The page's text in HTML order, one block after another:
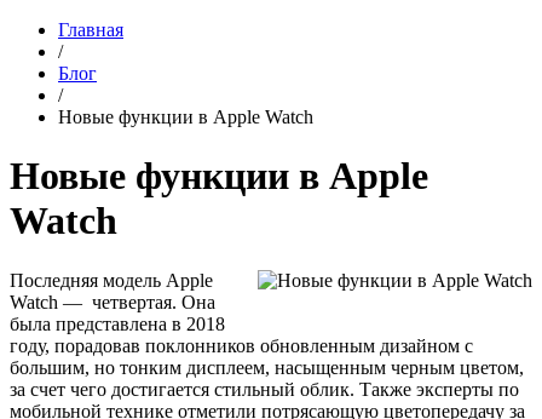
Главная
/
Блог
/
Новые функции в Apple Watch
Новые функции в Apple
Watch
Последняя модель Apple
Watch — четвертая. Она
была представлена в 2018
году, порадовав поклонников обновленным дизайном с
большим, но тонким дисплеем, насыщенным черным цветом,
за счет чего достигается стильный облик. Также эксперты по
мобильной технике отметили потрясающую цветопередачу за